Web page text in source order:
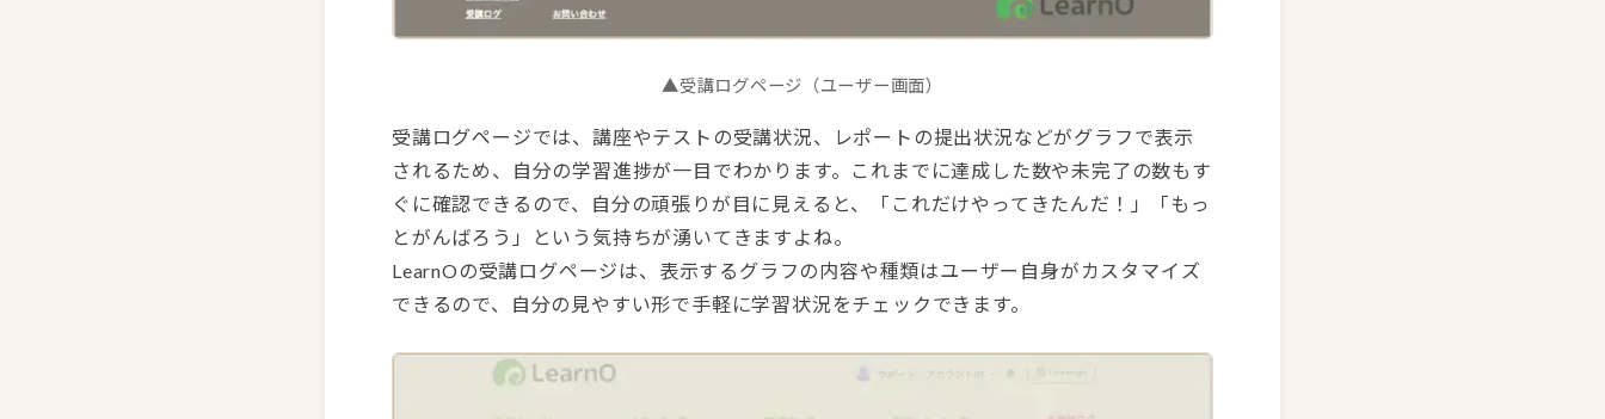
▲受講ログページ（ユーザー画面）
受講ログページでは、講座やテストの受講状況、レポートの提出状況などがグラフで表示
されるため、自分の学習進捗が一目でわかります。これまでに達成した数や未完了の数もす
ぐに確認できるので、自分の頑張りが目に見えると、「これだけやってきたんだ！」「もっ
とがんばろう」という気持ちが湧いてきますよね。
LearnOの受講ログページは、表示するグラフの内容や種類はユーザー自身がカスタマイズ
できるので、自分の見やすい形で手軽に学習状況をチェックできます。